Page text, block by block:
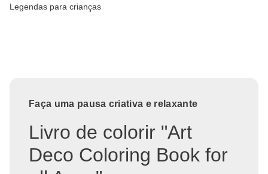
Legendas para crianças
Faça uma pausa criativa e relaxante
Livro de colorir "Art
Deco Coloring Book for